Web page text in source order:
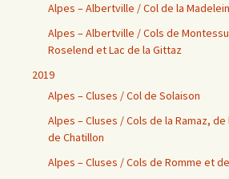
Alpes – Albertville / Col de la
Alpes – Albertville / Cols de
Roselend et Lac de la Gittaz
2019
Alpes – Cluses / Col de Solaison
Alpes – Cluses / Cols de la Ramaz,
de Chatillon
Alpes – Cluses / Cols de Romme et